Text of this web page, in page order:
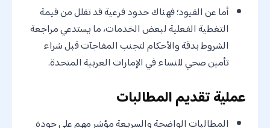
أما عن القيود؛ فهناك حدود فرعية قد تقلل من قيمة
التغطية الفعلية لبعض الخدمات، ما يستدعي مراجعة
الشروط بدقة والأحكام لتجنب المفاجآت قبل شراء
تأمين صحي للنساء في الإمارات العربية المتحدة.
عملية تقديم المطالبات
المطالبات الواضحة والسريعة مؤشر مهم على جودة